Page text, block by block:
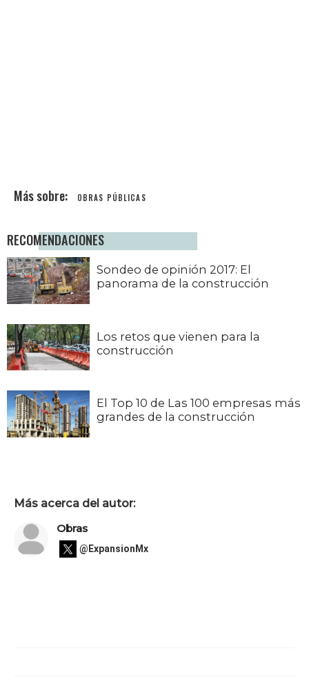
OBRAS PÚBLICAS
RECOMENDACIONES
Sondeo de opinión 2017: El
panorama de la construcción
Los retos que vienen para la
construcción
El Top 10 de Las 100 empresas más
grandes de la construcción
Más acerca del autor:
Obras
@ExpansionMx